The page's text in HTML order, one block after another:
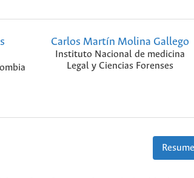
Carlos Martín Molina Gallego
Instituto Nacional de medicina
Legal y Ciencias Forenses